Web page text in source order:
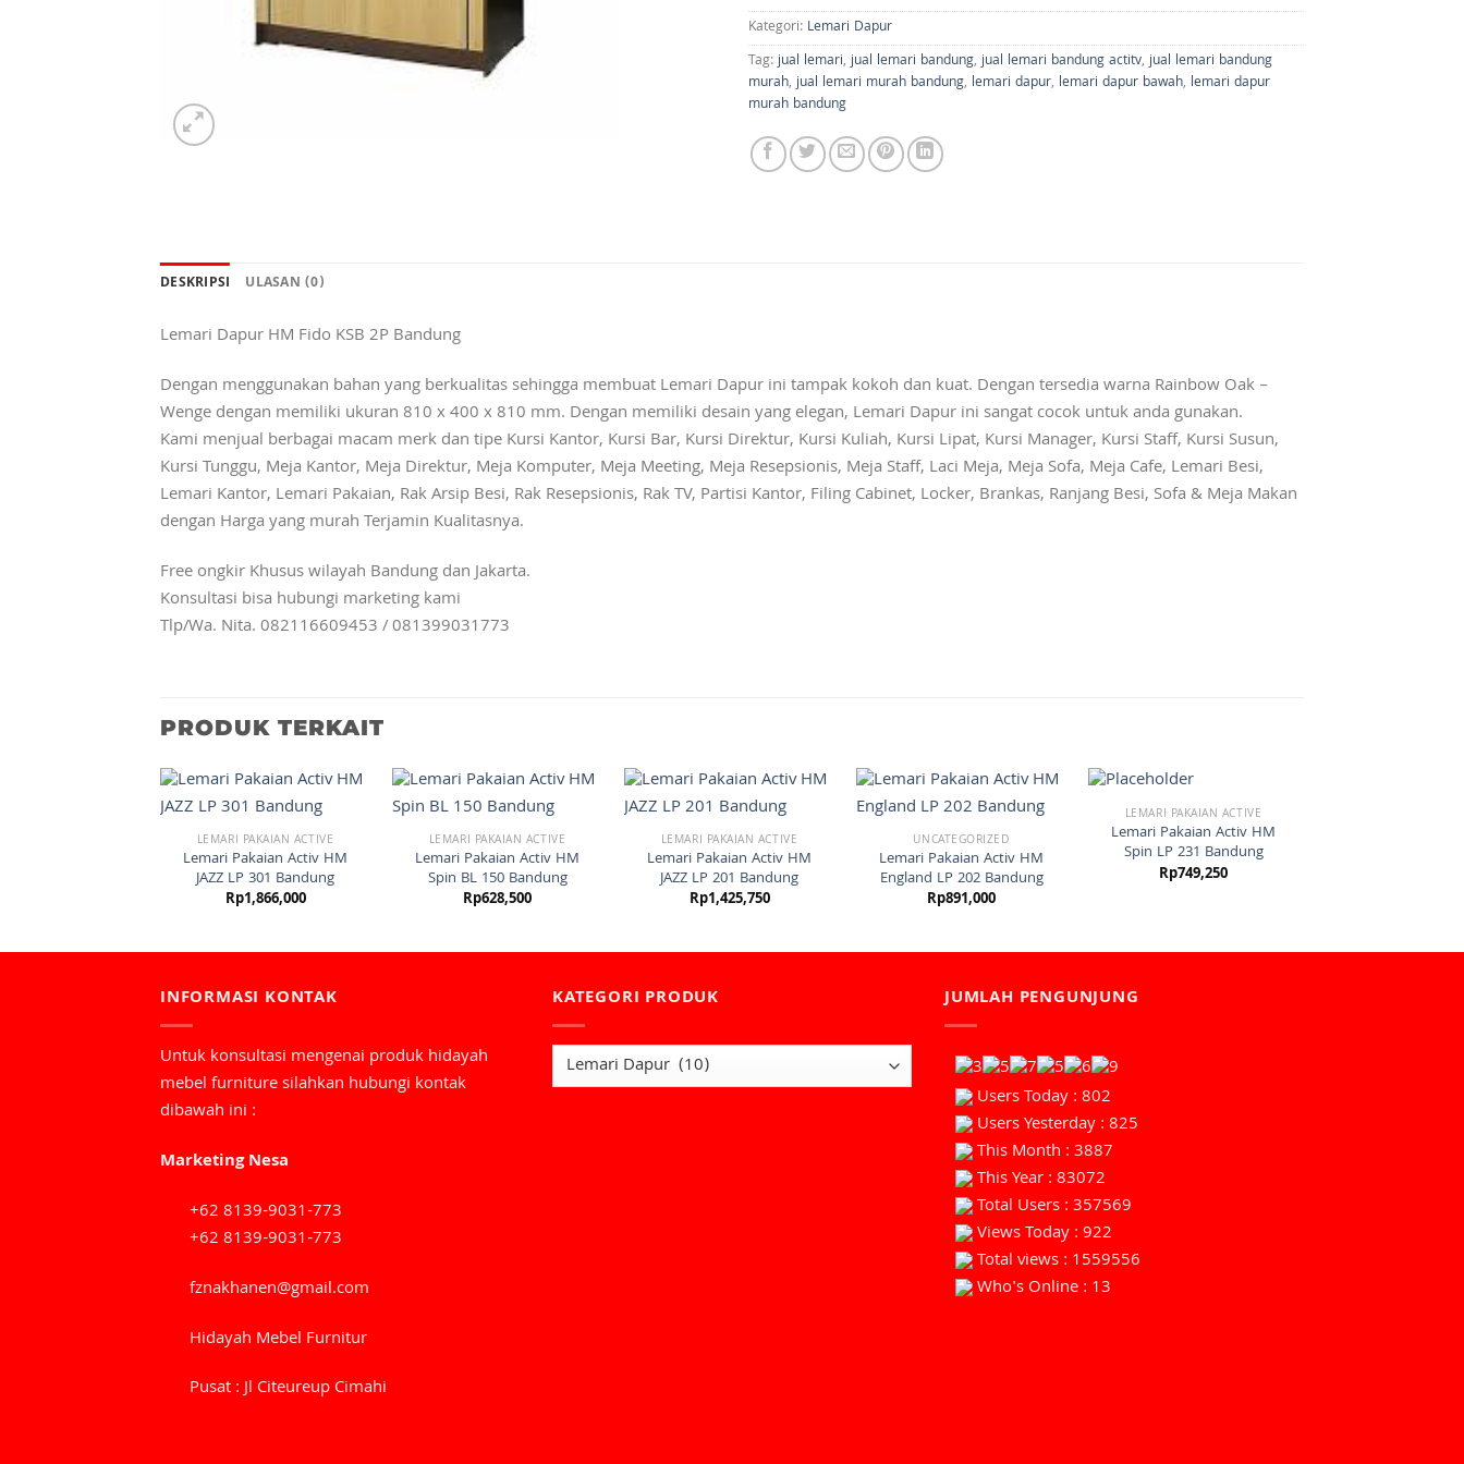
Kategori: Lemari Dapur
Tag:jual lemari,jual lemari bandung,jual lemari bandung actitv,jual lemari bandung
murah,jual lemari murah bandung, lemari dapur, lemari dapur bawah, lemari dapur
murah bandung
DESKRIPSI ULASAN (0)
Lemari Dapur HM Fido KSB 2P Bandung
Dengan menggunakan bahan yang berkualitas sehingga membuat Lemari Dapur ini tampak kokoh dan kuat. Dengan tersedia warna Rainbow Oak –
Wenge dengan memiliki ukuran 810 x 400 x 810 mm. Dengan memiliki desain yang elegan, Lemari Dapur ini sangat cocok untuk anda gunakan.
Kami menjual berbagai macam merk dan tipe Kursi Kantor, Kursi Bar, Kursi Direktur, Kursi Kuliah, Kursi Lipat, Kursi Manager, Kursi Staff, Kursi Susun,
Kursi Tunggu, Meja Kantor, Meja Direktur, Meja Komputer, Meja Meeting, Meja Resepsionis, Meja Staff, Laci Meja, Meja Sofa, Meja Cafe, Lemari Besi,
Lemari Kantor, Lemari Pakaian, Rak Arsip Besi, Rak Resepsionis, Rak TV, Partisi Kantor, Filing Cabinet, Locker, Brankas, Ranjang Besi, Sofa & Meja Makan
dengan Harga yang murah Terjamin Kualitasnya.
Free ongkir Khusus wilayah Bandung dan Jakarta.
Konsultasi bisa hubungi marketing kami
Tlp/Wa. Nita. 082116609453 / 081399031773
PRODUK TERKAIT
LEMARI PAKAIAN ACTIVE
Lemari Pakaian Activ HM
JAZZ LP 301 Bandung
Rp1,866,000
LEMARI PAKAIAN ACTIVE
Lemari Pakaian Activ HM
Spin BL 150 Bandung
Rp628,500
LEMARI PAKAIAN ACTIVE
Lemari Pakaian Activ HM
JAZZ LP 201 Bandung
Rp1,425,750
UNCATEGORIZED
Lemari Pakaian Activ HM
England LP 202 Bandung
Rp891,000
LEMARI PAKAIAN ACTIVE
Lemari Pakaian Activ HM
Spin LP 231 Bandung
Rp749,250
INFORMASI KONTAK
Untuk konsultasi mengenai produk hidayah
mebel furniture silahkan hubungi kontak
dibawah ini :
Marketing Nesa
+62 8139-9031-773
+62 8139-9031-773
fznakhanen@gmail.com
Hidayah Mebel Furnitur
Pusat : Jl Citeureup Cimahi
KATEGORI PRODUK JUMLAH PENGUNJUNG
Users Today : 802
Users Yesterday : 825
This Month : 3887
This Year : 83072
Total Users : 357569
Views Today : 922
Total views : 1559556
Who's Online : 13